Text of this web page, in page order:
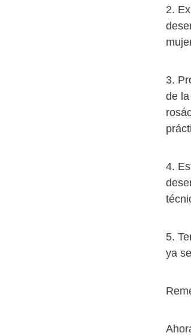
2.
3.
de
4.
5.
ya